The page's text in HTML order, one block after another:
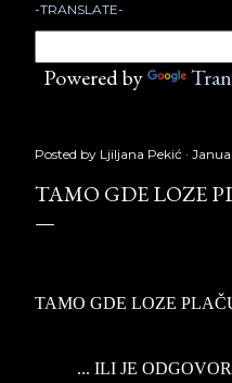
-TRANSLATE-
Powered by
Posted by Ljiljana Pekić
TAMO GDE LOZE
TAMO GDE LOZE
... ILI JE